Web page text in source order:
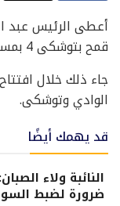
أعطى الرئيس عبد
قمح بتوشكى 4 بمساحة 140 ألف فدان.
جاء ذلك خلال
الوادي وتوشكى.
قد يهمك أيضًا
النائبة ولاء
ضرورة لضبط